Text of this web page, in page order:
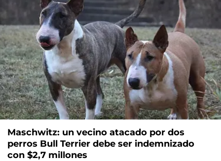
Maschwitz: un vecino atacado por dos
perros Bull Terrier debe ser indemnizado
con $2,7 millones